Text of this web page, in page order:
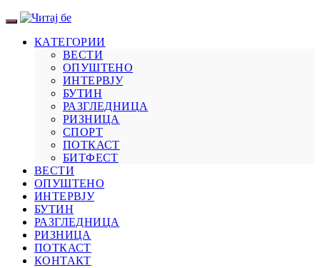
КАТЕГОРИИ
ВЕСТИ
ОПУШТЕНО
ИНТЕРВЈУ
БУТИН
РАЗГЛЕДНИЦА
РИЗНИЦА
СПОРТ
ПОТКАСТ
БИТФЕСТ
ВЕСТИ
ОПУШТЕНО
ИНТЕРВЈУ
БУТИН
РАЗГЛЕДНИЦА
РИЗНИЦА
ПОТКАСТ
КОНТАКТ